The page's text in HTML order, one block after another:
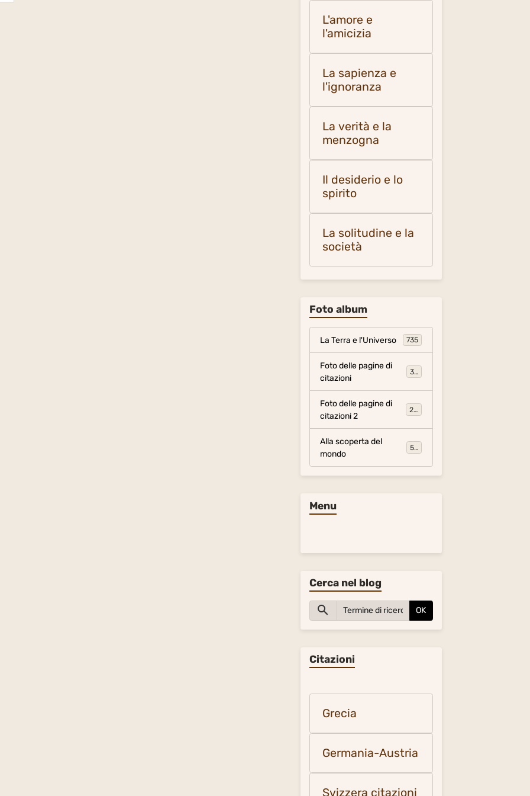
L'amore e
l'amicizia
La sapienza e
l'ignoranza
La verità e la
menzogna
Il desiderio e lo
spirito
La solitudine e la
società
Foto album
La Terra e l'Universo 735
Foto delle pagine di
citazioni
317
Foto delle pagine di
citazioni 2
281
Alla scoperta del
mondo
54
Menu
Cerca nel blog
OK
Citazioni
Grecia
Germania-Austria
Svizzera citazioni